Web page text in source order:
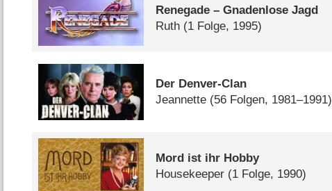
Renegade – Gnadenlose Jagd
Ruth (1 Folge, 1995)
Der Denver-Clan
Jeannette (56 Folgen, 1981–1991)
Mord ist ihr Hobby
Housekeeper (1 Folge, 1990)